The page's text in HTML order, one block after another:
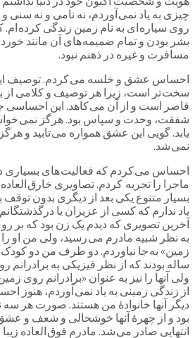
چیزی به یاد نمی آوردم، نه نامی و نه سنی
روی سیاره ای به نام زمین زندگی کرده ام.
بشر بودن و تمام ضمیمه های آن مانند
مسافرت و غیره در ذهنم نبود.
احساس عشق و خلسه می کردم. توصیف این
سخت تر است، زیرا هر توصیف و کلامی
قاصر است و از آن می کاهد. این احساسی
شفقت، وحدت و سپاس بود. هرگز نمی
یابد. گویی این عشق همواره می تابید و
نمی شد.
احساس می کردم که فعالیت های بسیاری
ماجرا را تجربه کردم. تصاویری خارق
بسیار متنوع یکی بعد از دیگری بدون توقف
یاد ندارم که کسی از عزیزان یا
آخرین تصویری که دیدم یک زن بود که بر
به نظر شبیه مادرم می رسید، ولی من او را
زمین» به جا نیاوردم. دو طرف من دو
ساله بودند که از نظر فیزیکی به
ولی آنها را نیز به عنوان «برادرانم روی
از زندگی زمینی به یاد نمی آوردم،
دیگر آنها خانوادۀ من هستند. صورت هر سه
بود و از چهرۀ آنها خوشحالی و شعف و
انتهایی صادر می شد. مادرم فوق العاده